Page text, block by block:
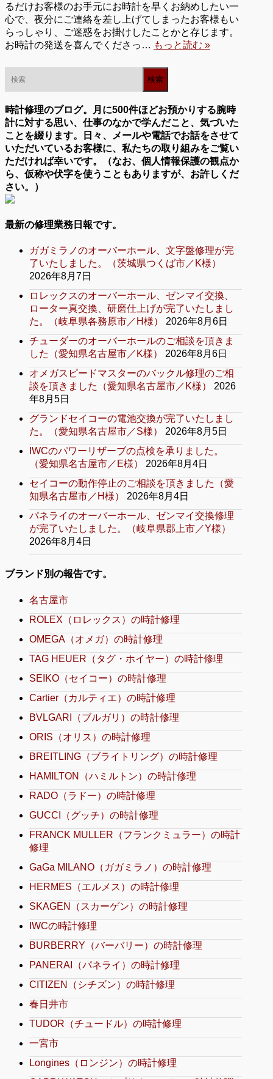
るだけお客様のお手元にお時計を早くお納めしたい一
心で、夜分にご連絡を差し上げてしまったお客様もい
らっしゃり、ご迷惑をお掛けしたことかと存じます。
お時計の発送を喜んでくださっ… もっと読む »
時計修理のブログ。月に500件ほどお預かりする腕時
計に対する思い、仕事のなかで学んだこと、気づいた
ことを綴ります。日々、メールや電話でお話をさせて
いただいているお客様に、私たちの取り組みをご覧い
ただければ幸いです。（なお、個人情報保護の観点か
ら、仮称や伏字を使うこともありますが、お許しくだ
さい。）
最新の修理業務日報です。
ガガミラノのオーバーホール、文字盤修理が完
了いたしました。（茨城県つくば市／K様）
2026年8月7日
ロレックスのオーバーホール、ゼンマイ交換、
ローター真交換、研磨仕上げが完了いたしまし
た。（岐阜県各務原市／H様）
2026年8月6日
チューダーのオーバーホールのご相談を頂きま
した（愛知県名古屋市／K様）
2026年8月6日
オメガスピードマスターのバックル修理のご相
談を頂きました（愛知県名古屋市／K様）
2026
年8月5日
グランドセイコーの電池交換が完了いたしまし
た。（愛知県名古屋市／S様）
2026年8月5日
IWCのパワーリザーブの点検を承りました。
（愛知県名古屋市／E様）
2026年8月4日
セイコーの動作停止のご相談を頂きました（愛
知県名古屋市／H様）
2026年8月4日
パネライのオーバーホール、ゼンマイ交換修理
が完了いたしました。（岐阜県郡上市／Y様）
2026年8月4日
ブランド別の報告です。
名古屋市
ROLEX（ロレックス）の時計修理
OMEGA（オメガ）の時計修理
TAG HEUER（タグ・ホイヤー）の時計修理
SEIKO（セイコー）の時計修理
Cartier（カルティエ）の時計修理
BVLGARI（ブルガリ）の時計修理
ORIS（オリス）の時計修理
BREITLING（ブライトリング）の時計修理
HAMILTON（ハミルトン）の時計修理
RADO（ラドー）の時計修理
GUCCI（グッチ）の時計修理
FRANCK MULLER（フランクミュラー）の時計
修理
GaGa MILANO（ガガミラノ）の時計修理
HERMES（エルメス）の時計修理
SKAGEN（スカーゲン）の時計修理
IWCの時計修理
BURBERRY（バーバリー）の時計修理
PANERAI（パネライ）の時計修理
CITIZEN（シチズン）の時計修理
春日井市
TUDOR（チュードル）の時計修理
一宮市
Longines（ロンジン）の時計修理